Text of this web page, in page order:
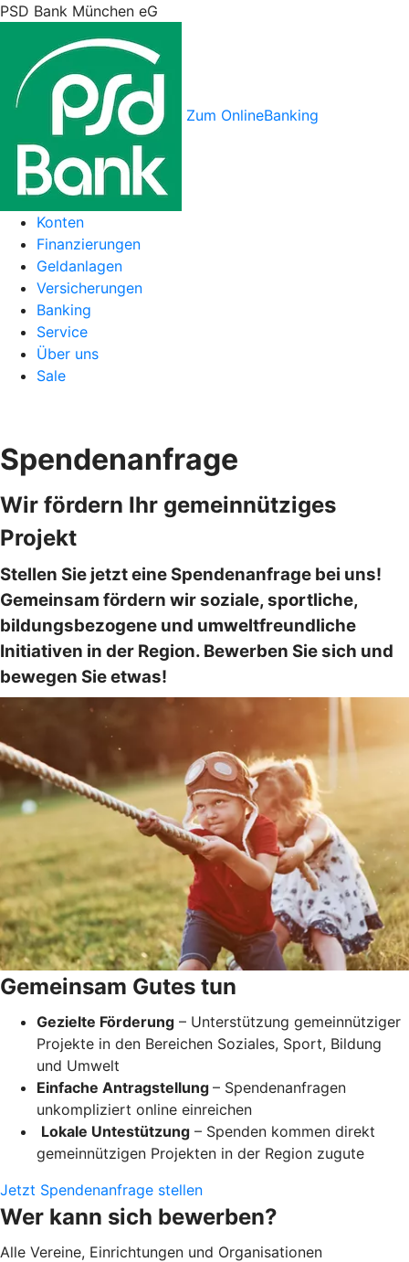
PSD Bank München eG
Zum OnlineBanking
Konten
Finanzierungen
Geldanlagen
Versicherungen
Banking
Service
Über uns
Sale
Spendenanfrage
Wir fördern Ihr gemeinnütziges
Projekt
Stellen Sie jetzt eine Spendenanfrage bei uns!
Gemeinsam fördern wir soziale, sportliche,
bildungsbezogene und umweltfreundliche
Initiativen in der Region. Bewerben Sie sich und
bewegen Sie etwas!
Gemeinsam Gutes tun
Gezielte Förderung – Unterstützung gemeinnütziger
Projekte in den Bereichen Soziales, Sport, Bildung
und Umwelt
Einfache Antragstellung – Spendenanfragen
unkompliziert online einreichen
Lokale Untestützung – Spenden kommen direkt
gemeinnützigen Projekten in der Region zugute
Jetzt Spendenanfrage stellen
Wer kann sich bewerben?
Alle Vereine, Einrichtungen und Organisationen